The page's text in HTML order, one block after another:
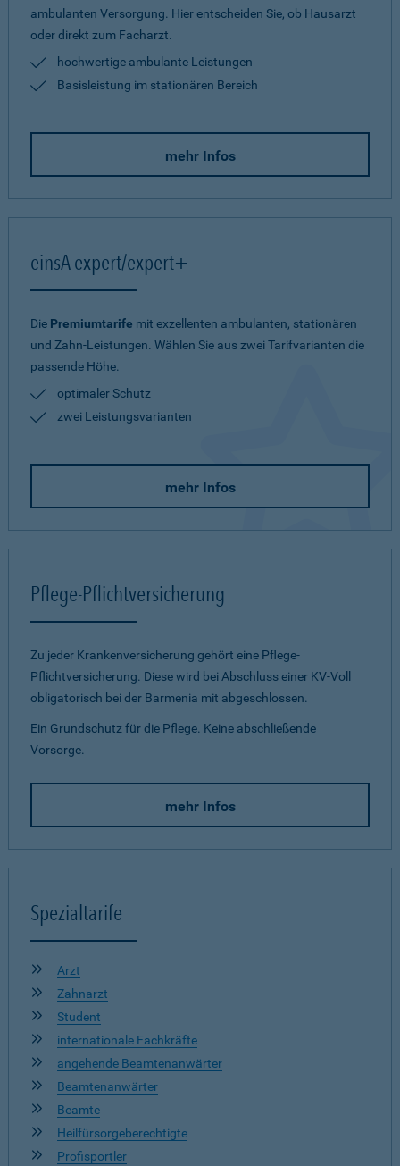
ambulanten Versorgung. Hier entscheiden Sie, ob Hausarzt
oder direkt zum Facharzt.
hochwertige ambulante Leistungen
Basisleistung im stationären Bereich
mehr Infos
einsA expert/expert+
Die Premiumtarife mit exzellenten ambulanten, stationären
und Zahn-Leistungen. Wählen Sie aus zwei Tarifvarianten die
passende Höhe.
optimaler Schutz
zwei Leistungsvarianten
mehr Infos
Pflege-Pflichtversicherung
Zu jeder Krankenversicherung gehört eine Pflege-
Pflichtversicherung. Diese wird bei Abschluss einer KV-Voll
obligatorisch bei der Barmenia mit abgeschlossen.
Ein Grundschutz für die Pflege. Keine abschließende
Vorsorge.
mehr Infos
Spezialtarife
Arzt
Zahnarzt
Student
internationale Fachkräfte
angehende Beamtenanwärter
Beamtenanwärter
Beamte
Heilfürsorgeberechtigte
Profisportler